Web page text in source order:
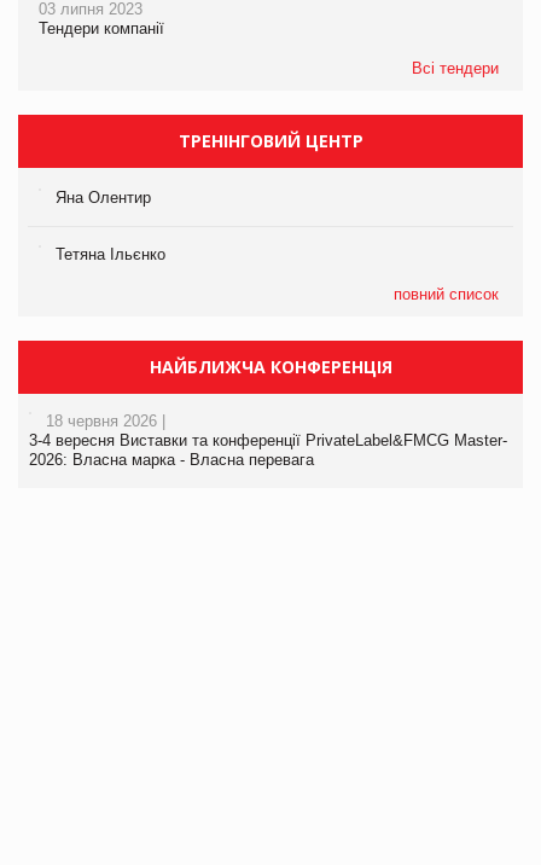
03 липня 2023
Тендери компанії
Всі тендери
ТРЕНІНГОВИЙ ЦЕНТР
Яна Олентир
Тетяна Ільєнко
повний список
НАЙБЛИЖЧА КОНФЕРЕНЦІЯ
18 червня 2026 |
3-4 вересня Виставки та конференції PrivateLabel&FMCG Master-
2026: Власна марка - Власна перевага